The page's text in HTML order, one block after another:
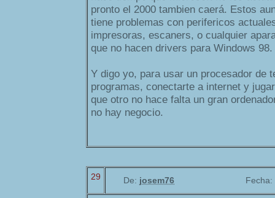
pronto el 2000 tambien caerá. Estos
tiene problemas con perifericos
impresoras, escaners, o cualquier
que no hacen drivers para Windows 98.
Y digo yo, para usar un procesador de
programas, conectarte a internet y
que otro no hace falta un gran
no hay negocio.
29 De: josem76 Fecha: